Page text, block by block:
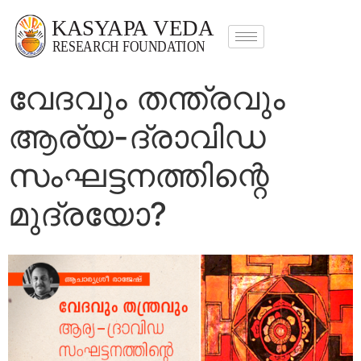
വേദവും തന്ത്രവും
ആര്യ-ദ്രാവിഡ
സംഘട്ടനത്തിന്റെ
മുദ്രയോ?